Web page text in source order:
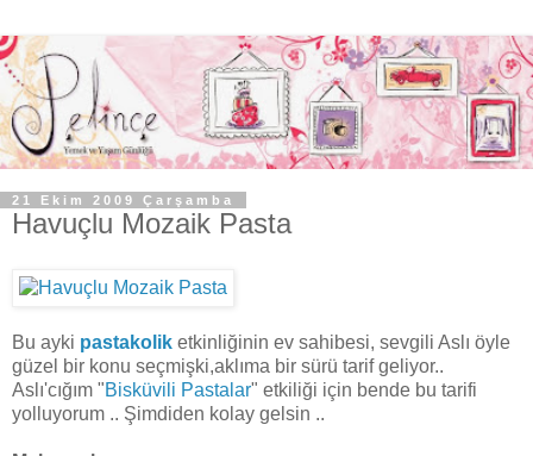
21 Ekim 2009 Çarşamba
Havuçlu Mozaik Pasta
Bu ayki pastakolik etkinliğinin ev sahibesi, sevgili Aslı öyle
güzel bir konu seçmişki,aklıma bir sürü tarif geliyor..
Aslı'cığım "Bisküvili Pastalar" etkiliği için bende bu tarifi
yolluyorum .. Şimdiden kolay gelsin ..